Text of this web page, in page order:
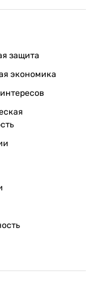
защита
экономика